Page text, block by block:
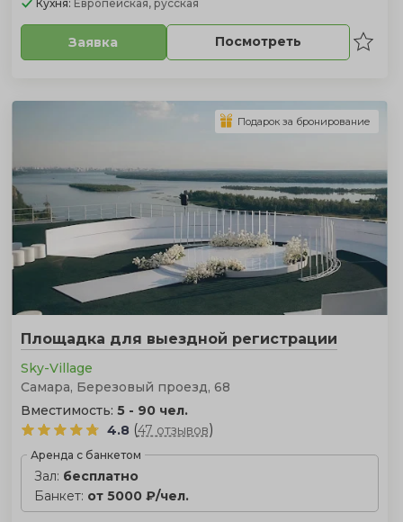
Кухня: Европейская, русская
Заявка Посмотреть
Площадка для выездной регистрации
Sky-Village
Самара, Березовый проезд, 68
Вместимость: 5 - 90 чел.
4.8 (47 отзывов)
Аренда с банкетом
Зал: бесплатно
Банкет: от 5000 ₽/чел.
Подарок за бронирование